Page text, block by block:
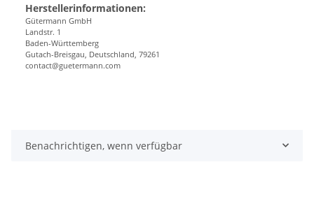
Herstellerinformationen:
Gütermann GmbH
Landstr. 1
Baden-Württemberg
Gutach-Breisgau, Deutschland, 79261
contact@guetermann.com
Benachrichtigen, wenn verfügbar